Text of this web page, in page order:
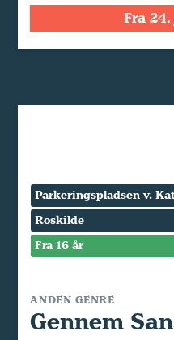
Fra
Roskilde
Fra 16 år
ANDEN GENRE
Gennem